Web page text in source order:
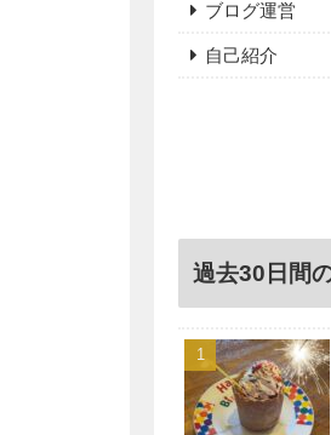
ブログ運営
自己紹介
過去30日間